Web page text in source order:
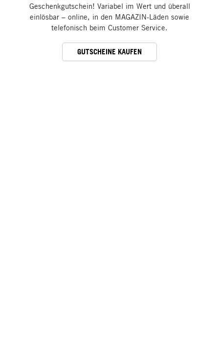
Geschenkgutschein! Variabel im Wert und überall
einlösbar – online, in den MAGAZIN-Läden sowie
telefonisch beim Customer Service.
GUTSCHEINE KAUFEN